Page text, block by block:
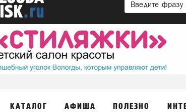
КАТАЛОГ АФИША ПОЛЕЗНО